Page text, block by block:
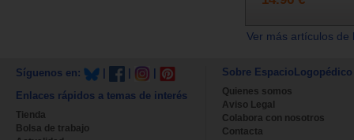
Ver más artículos
Síguenos en:
Enlaces rápidos a temas de interés
Tienda
Bolsa de trabajo
Sobre EspacioLogopédico
Quienes somos
Aviso Legal
Colabora con nosotros
Contacta